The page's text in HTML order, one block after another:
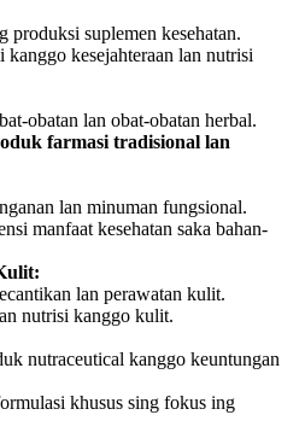
produksi suplemen kesehatan.
kesejahteraan lan nutrisi
obatan lan obat-obatan herbal.
farmasi tradisional lan
lan minuman fungsional.
manfaat kesehatan saka bahan-
lan perawatan kulit.
nutrisi kanggo kulit.
nutraceutical kanggo keuntungan
khusus sing fokus ing